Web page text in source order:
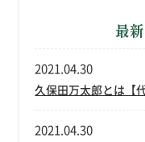
最
久保田万太郎とは【
2021.04.30
2021.04.30